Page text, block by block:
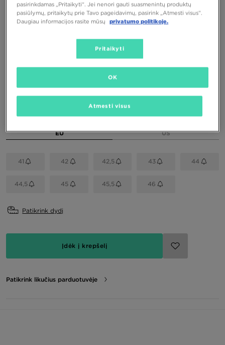
PUIKUS PASIŪLYMAS
Pasirink dydį
EU US
41 42 42,5 43 44
44,5 45 45,5 46
Patikrink dydį
Įdėk į krepšelį
Patikrink likučius parduotuvėje
pasirinkdamas „Pritaikyti“. Jei nenori gauti suasmenintų produktų
pasiūlymų, pritaikytų prie Tavo pageidavimų, pasirink „Atmesti visus”.
Daugiau informacijos rasite mūsų
privatumo politikoje.
Pritaikyti
Atmesti visus
OK